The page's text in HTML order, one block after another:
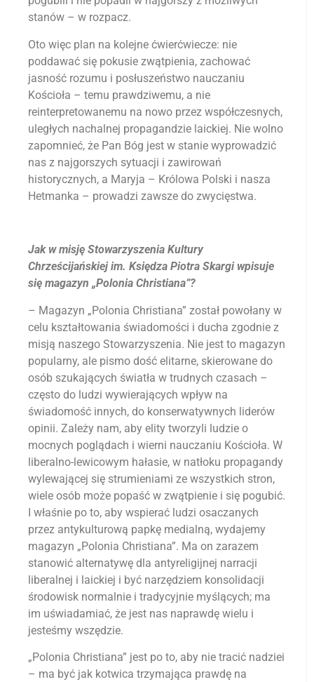
stanów – w rozpacz.
Oto więc plan na kolejne ćwierćwiecze: nie
poddawać się pokusie zwątpienia, zachować
jasność rozumu i posłuszeństwo nauczaniu
Kościoła – temu prawdziwemu, a nie
reinterpretowanemu na nowo przez współczesnych,
uległych nachalnej propagandzie laickiej. Nie wolno
zapomnieć, że Pan Bóg jest w stanie wyprowadzić
nas z najgorszych sytuacji i zawirowań
historycznych, a Maryja – Królowa Polski i nasza
Hetmanka – prowadzi zawsze do zwycięstwa.
Jak w misję Stowarzyszenia Kultury
Chrześcijańskiej im. Księdza Piotra Skargi wpisuje
się magazyn „Polonia Christiana”?
– Magazyn „Polonia Christiana” został powołany w
celu kształtowania świadomości i ducha zgodnie z
misją naszego Stowarzyszenia. Nie jest to magazyn
popularny, ale pismo dość elitarne, skierowane do
osób szukających światła w trudnych czasach –
często do ludzi wywierających wpływ na
świadomość innych, do konserwatywnych liderów
opinii. Zależy nam, aby elity tworzyli ludzie o
mocnych poglądach i wierni nauczaniu Kościoła. W
liberalno-lewicowym hałasie, w natłoku propagandy
wylewającej się strumieniami ze wszystkich stron,
wiele osób może popaść w zwątpienie i się pogubić.
I właśnie po to, aby wspierać ludzi osaczanych
przez antykulturową papkę medialną, wydajemy
magazyn „Polonia Christiana”. Ma on zarazem
stanowić alternatywę dla antyreligijnej narracji
liberalnej i laickiej i być narzędziem konsolidacji
środowisk normalnie i tradycyjnie myślących; ma
im uświadamiać, że jest nas naprawdę wielu i
jesteśmy wszędzie.
„Polonia Christiana” jest po to, aby nie tracić nadziei
– ma być jak kotwica trzymająca prawdę na